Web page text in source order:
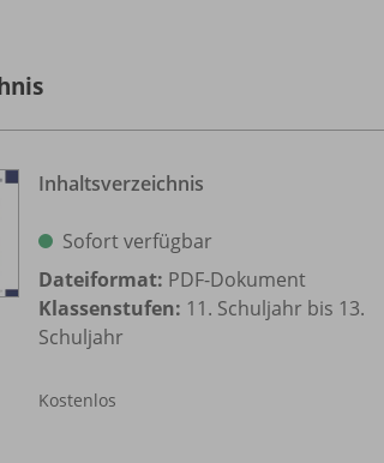
Inhaltsverzeichnis
Sofort verfügbar
Dateiformat: PDF-Dokument
Klassenstufen: 11. Schuljahr bis 13.
Schuljahr
Kostenlos